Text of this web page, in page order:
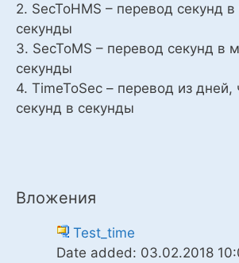
2. SecToHMS – перевод секунд
секунды
3. SecToMS – перевод секунд в
секунды
4. TimeToSec – перевод из дней,
секунд в секунды
Вложения
Test_time
Date added: 03.02.2018